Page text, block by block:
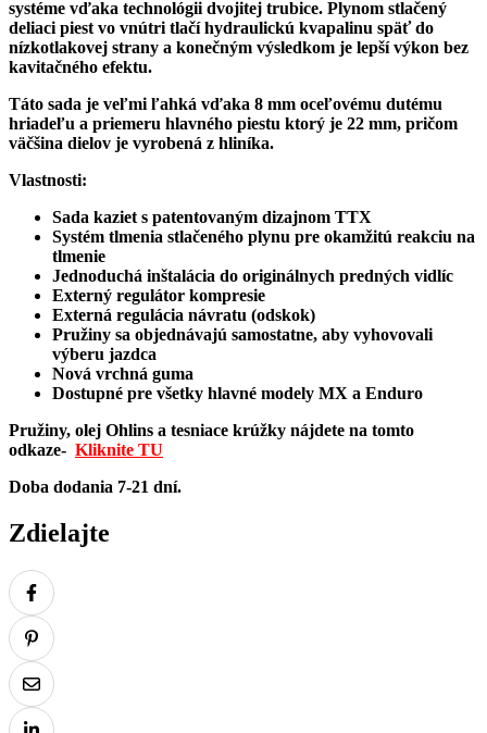
systéme vďaka technológii dvojitej trubice. Plynom stlačený
deliaci piest vo vnútri tlačí hydraulickú kvapalinu späť do
nízkotlakovej strany a konečným výsledkom je lepší výkon bez
kavitačného efektu.
Táto sada je veľmi ľahká vďaka 8 mm oceľovému dutému
hriadeľu a priemeru hlavného piestu ktorý je 22 mm, pričom
väčšina dielov je vyrobená z hliníka.
Vlastnosti:
Sada kaziet s patentovaným dizajnom TTX
Systém tlmenia stlačeného plynu pre okamžitú reakciu na
tlmenie
Jednoduchá inštalácia do originálnych predných vidlíc
Externý regulátor kompresie
Externá regulácia návratu (odskok)
Pružiny sa objednávajú samostatne, aby vyhovovali
výberu jazdca
Nová vrchná guma
Dostupné pre všetky hlavné modely MX a Enduro
Pružiny, olej Ohlins a tesniace krúžky nájdete na tomto
odkaze- Kliknite TU
Doba dodania 7-21 dní.
Zdielajte